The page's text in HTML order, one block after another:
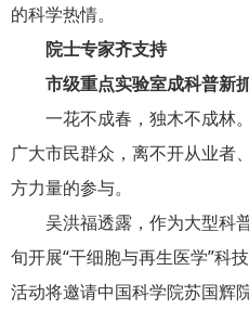
的科学热情。
院士专家齐支持
市级重点实验室成科普新
一花不成春，独木不成林
广大市民群众，离不开从业者
方力量的参与。
吴洪福透露，作为大型科
旬开展“干细胞与再生医学”科
活动将邀请中国科学院苏国辉